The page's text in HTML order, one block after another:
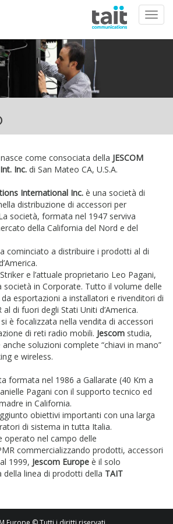
nasce come consociata della JESCOM
Inc. di San Mateo CA, U.S.A.
International Inc. è una società di
distribuzione di accessori per
società, formata nel 1947 serviva
della California del Nord e del
cominciato a distribuire i prodotti al di
e l’attuale proprietario Leo Pagani,
in Corporate. Tutto il volume delle
esportazioni a installatori e rivenditori di
di fuori degli Stati Uniti d’America.
si è focalizzata nella vendita di accessori
di reti radio mobili. Jescom studia,
soluzioni complete “chiavi in mano”
e wireless.
formata nel 1986 a Gallarate (40 Km a
Pagani con il supporto tecnico ed
in California.
obiettivi importanti con una larga
di sistema in tutta Italia.
operato nel campo delle
commercializzando prodotti, accessori
1999, Jescom Europe è il solo
della linea di prodotti della TAIT